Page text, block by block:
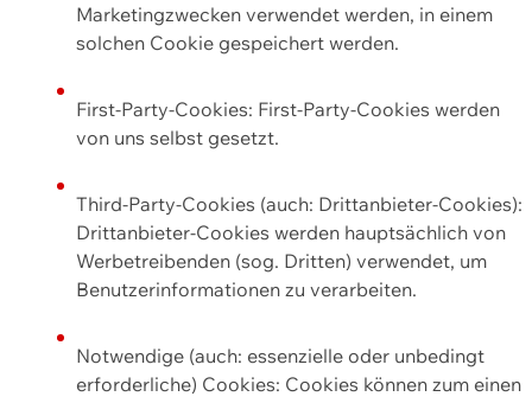
Marketingzwecken verwendet werden, in einem
solchen Cookie gespeichert werden.
First-Party-Cookies: First-Party-Cookies werden
von uns selbst gesetzt.
Third-Party-Cookies (auch: Drittanbieter-Cookies):
Drittanbieter-Cookies werden hauptsächlich von
Werbetreibenden (sog. Dritten) verwendet, um
Benutzerinformationen zu verarbeiten.
Notwendige (auch: essenzielle oder unbedingt
erforderliche) Cookies: Cookies können zum einen